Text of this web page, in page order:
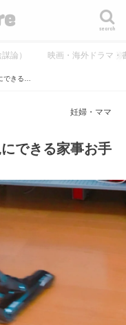
search
論） 映画・海外ドラマ・
妊婦・ママ
できる家事お手